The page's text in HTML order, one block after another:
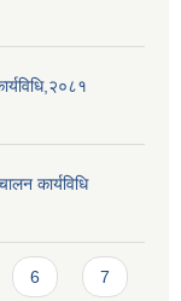
कार्यविधि
6 7